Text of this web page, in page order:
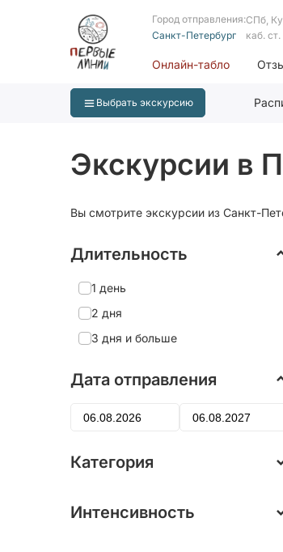
Город отправления:
Санкт-Петербург
СПб,
каб.
Онлайн-табло
Выбрать экскурсию
Экскурсии в
Вы смотрите экскурсии из Санкт-
Длительность
1 день
2 дня
3 дня и больше
Дата отправления
Категория
Интенсивность